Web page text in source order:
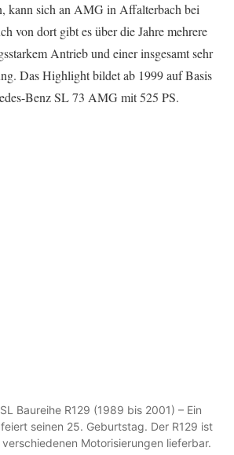
kann sich an AMG in Affalterbach bei
von dort gibt es über die Jahre mehrere
Antrieb und einer insgesamt sehr
Das Highlight bildet ab 1999 auf Basis
Benz SL 73 AMG mit 525 PS.
Baureihe R129 (1989 bis 2001) – Ein
seinen 25. Geburtstag. Der R129 ist
Motorisierungen lieferbar.